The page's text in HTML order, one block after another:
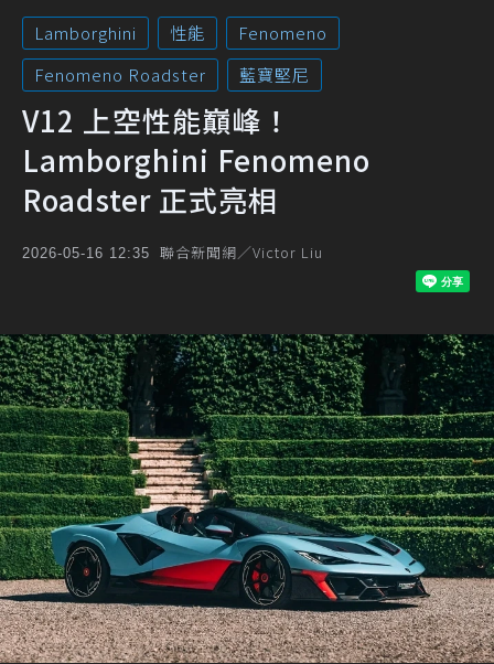
Lamborghini 性能
Fenomeno
Fenomeno Roadster
藍寶堅尼
V12 上空性能巔峰！
Lamborghini Fenomeno
Roadster 正式亮相
2026-05-16 12:35 聯合新聞網／Victor Liu